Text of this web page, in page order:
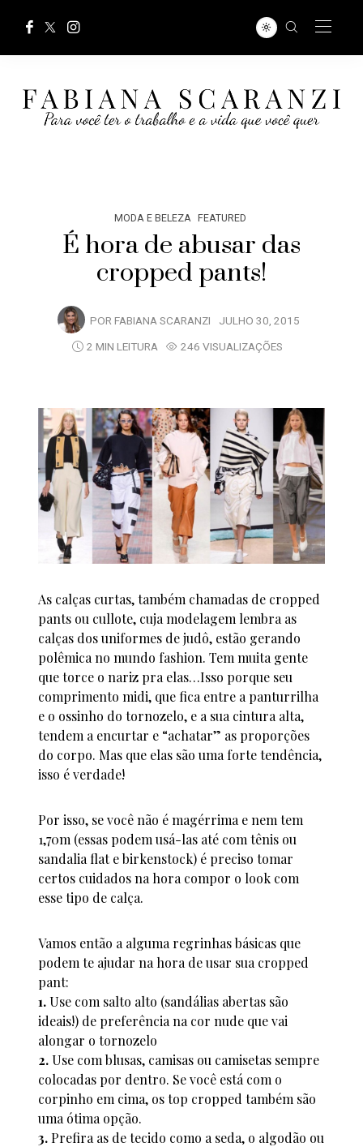
MODA E BELEZA FEATURED
É hora de abusar das
cropped pants!
POR FABIANA SCARANZI JULHO 30, 2015
2 MIN LEITURA
246 VISUALIZAÇÕES
As calças curtas, também chamadas de cropped
pants ou cullote, cuja modelagem lembra as
calças dos uniformes de judô, estão gerando
polêmica no mundo fashion. Tem muita gente
que torce o nariz pra elas…Isso porque seu
comprimento midi, que fica entre a panturrilha
e o ossinho do tornozelo, e a sua cintura alta,
tendem a encurtar e “achatar” as proporções
do corpo. Mas que elas são uma forte tendência,
isso é verdade!
Por isso, se você não é magérrima e nem tem
1,70m (essas podem usá-las até com tênis ou
sandalia flat e birkenstock) é preciso tomar
certos cuidados na hora compor o look com
esse tipo de calça.
Vamos então a alguma regrinhas básicas que
podem te ajudar na hora de usar sua cropped
pant:
1.Use com salto alto (sandálias abertas são
ideais!) de preferência na cor nude que vai
alongar o tornozelo
2.Use com blusas, camisas ou camisetas sempre
colocadas por dentro. Se você está com o
corpinho em cima, os top cropped também são
uma ótima opção.
3. Prefira as de tecido como a seda, o algodão ou